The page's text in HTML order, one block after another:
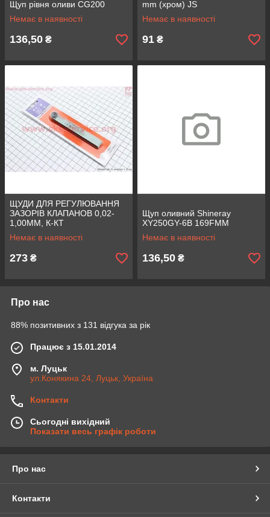
Щуп рівня оливи CG200
Немає в наявності
136,50 ₴
mm (хром) JS
Немає в наявності
91 ₴
ЩУДИ ДЛЯ РЕГУЛЮВАННЯ
ЗАЗОРІВ КЛАПАНОВ 0,02-
1,00MM, К-КТ
Немає в наявності
273 ₴
Щуп оливний Shineray
XY250GY-6B 169FMM
Немає в наявності
136,50 ₴
Про нас
88% позитивних з 131 відгука за рік
Працює з 15.01.2014
м. Луцьк
ул.Конякина 24, Луцьк, Україна
Контакти
Сьогодні вихідний
Показати весь графік роботи
Про нас
Контакти